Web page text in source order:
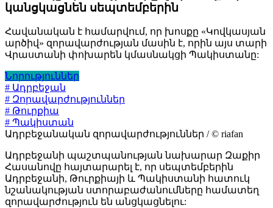
կանցկացնեն սեպտեմբերին
Հավանական է համարվում, որ խոսքը «Կովկասյան
արծիվ» զորավարժության մասին է, որին այս տարի
Վրաստանի փոխարեն կմասնակցի Պակիստանը:
Նորություններ
# Ադրբեջան
# Զորավարժություններ
# Թուրքիա
# Պակիստան
Ադրբեջանական զորավարժություններ / © riafan
Ադրբեջանի պաշտպանության նախարար Զաքիր
Հասանովը հայտարարել է, որ սեպտեմբերին
Ադրբեջանի, Թուրքիայի և Պակիստանի հատուկ
նշանակության ստորաբաժանումները համատեղ
զորավարժություն են անցկացնելու: